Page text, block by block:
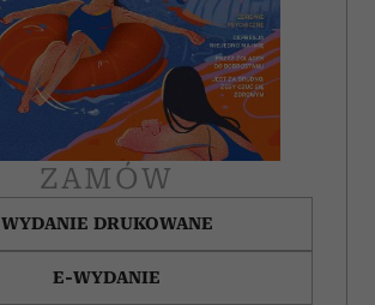
ZAMÓW
WYDANIE DRUKOWANE
E-WYDANIE